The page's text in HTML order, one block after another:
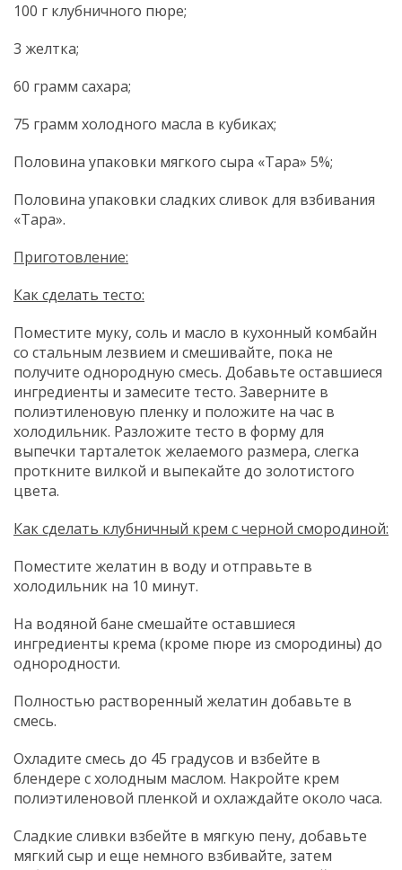
100 г клубничного пюре;
3 желтка;
60 грамм сахара;
75 грамм холодного масла в кубиках;
Половина упаковки мягкого сыра «Тара» 5%;
Половина упаковки сладких сливок для взбивания
«Тара».
Приготовление:
Как сделать тесто:
Поместите муку, соль и масло в кухонный комбайн
со стальным лезвием и смешивайте, пока не
получите однородную смесь. Добавьте оставшиеся
ингредиенты и замесите тесто. Заверните в
полиэтиленовую пленку и положите на час в
холодильник. Разложите тесто в форму для
выпечки тарталеток желаемого размера, слегка
проткните вилкой и выпекайте до золотистого
цвета.
Как сделать клубничный крем с черной смородиной:
Поместите желатин в воду и отправьте в
холодильник на 10 минут.
На водяной бане смешайте оставшиеся
ингредиенты крема (кроме пюре из смородины) до
однородности.
Полностью растворенный желатин добавьте в
смесь.
Охладите смесь до 45 градусов и взбейте в
блендере с холодным маслом. Накройте крем
полиэтиленовой пленкой и охлаждайте около часа.
Сладкие сливки взбейте в мягкую пену, добавьте
мягкий сыр и еще немного взбивайте, затем